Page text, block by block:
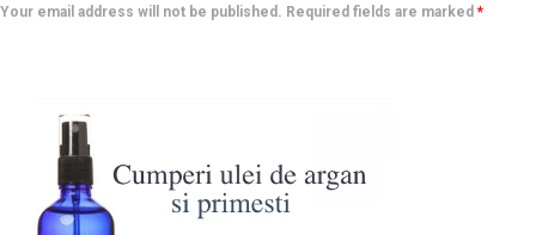
Your email address will not be published. Required fields are marked *